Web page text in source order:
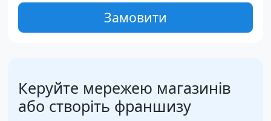
Замовити
Керуйте мережею магазинів
або створіть франшизу